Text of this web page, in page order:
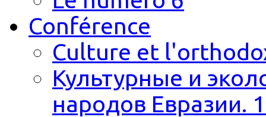
Conférence
Culture et
Культурные и
народов Евразии.